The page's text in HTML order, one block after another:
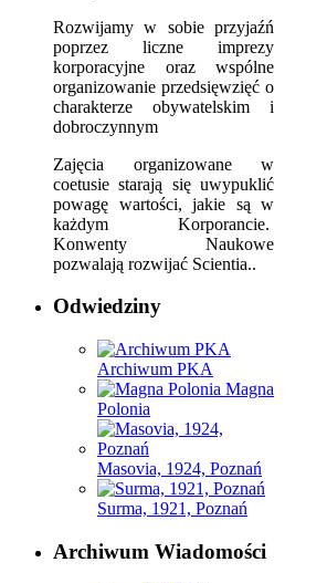
Rozwijamy w sobie przyjaźń
poprzez liczne imprezy
korporacyjne oraz wspólne
organizowanie przedsięwzięć o
charakterze obywatelskim i
dobroczynnym
Zajęcia organizowane w
coetusie starają się uwypuklić
powagę wartości, jakie są w
każdym Korporancie.
Konwenty Naukowe
pozwalają rozwijać Scientia..
Odwiedziny
Archiwum PKA
Magna
Polonia
Masovia, 1924, Poznań
Surma, 1921, Poznań
Archiwum Wiadomości